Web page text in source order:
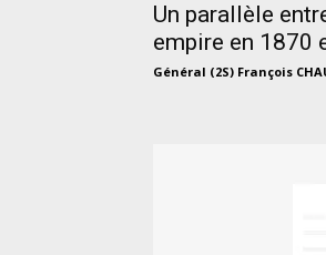
Un parallèle
empire en 1870
Général (2S) François